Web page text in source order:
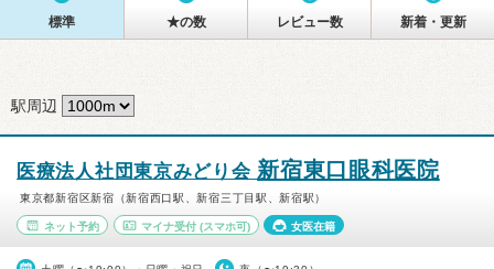
標準 ★の数 レビュー数 新着・更新
駅周辺
医療法人社団東京みどり会新宿東口眼科医院
東京都新宿区新宿（新宿西口駅、新宿三丁目駅、新宿駅）
ネット予約 マイナ受付(スマホ可) 女医在籍